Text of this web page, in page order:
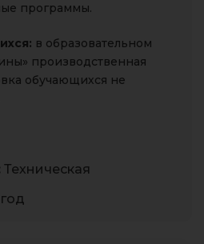
программы.
в образовательном
производственная
обучающихся не
Техническая
год